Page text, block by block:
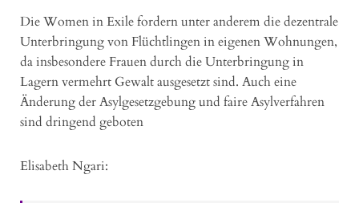
Die Women in Exile fordern unter anderem die dezentrale
Unterbringung von Flüchtlingen in eigenen Wohnungen,
da insbesondere Frauen durch die Unterbringung in
Lagern vermehrt Gewalt ausgesetzt sind. Auch eine
Änderung der Asylgesetzgebung und faire Asylverfahren
sind dringend geboten
Elisabeth Ngari: